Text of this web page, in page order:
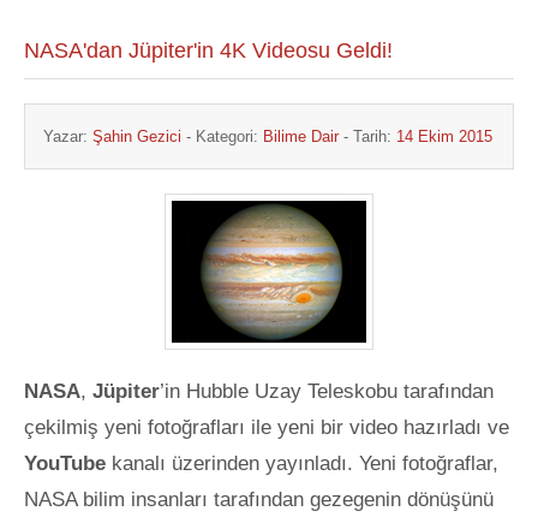
NASA'dan Jüpiter'in 4K Videosu Geldi!
Yazar: Şahin Gezici - Kategori: Bilime Dair - Tarih: 14 Ekim 2015
NASA, Jüpiter’in Hubble Uzay Teleskobu tarafından
çekilmiş yeni fotoğrafları ile yeni bir video hazırladı ve
YouTube kanalı üzerinden yayınladı. Yeni fotoğraflar,
NASA bilim insanları tarafından gezegenin dönüşünü